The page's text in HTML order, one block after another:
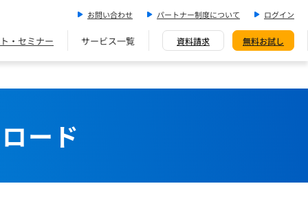
お問い合わせ パートナー制度について ログイン
・セミナー サービス一覧 資料請求 無料お試し
ード